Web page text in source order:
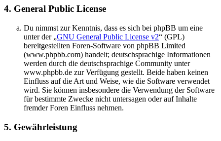
4. General Public License
Du nimmst zur Kenntnis, dass es sich bei phpBB um eine
unter der „GNU General Public License v2“ (GPL)
bereitgestellten Foren-Software von phpBB Limited
(www.phpbb.com) handelt; deutschsprachige Informationen
werden durch die deutschsprachige Community unter
www.phpbb.de zur Verfügung gestellt. Beide haben keinen
Einfluss auf die Art und Weise, wie die Software verwendet
wird. Sie können insbesondere die Verwendung der Software
für bestimmte Zwecke nicht untersagen oder auf Inhalte
fremder Foren Einfluss nehmen.
5. Gewährleistung